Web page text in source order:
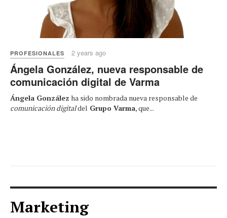
PROFESIONALES 2 years ago
Ángela González, nueva responsable de
comunicación digital de Varma
Ángela González ha sido nombrada nueva responsable de
comunicación digitaldel Grupo Varma, que...
Marketing